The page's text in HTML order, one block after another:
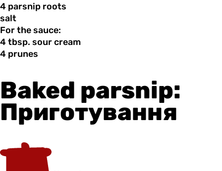
4 parsnip roots
salt
For the sauce:
4 tbsp. sourcream
4 prunes
Baked parsnip:
Приготування